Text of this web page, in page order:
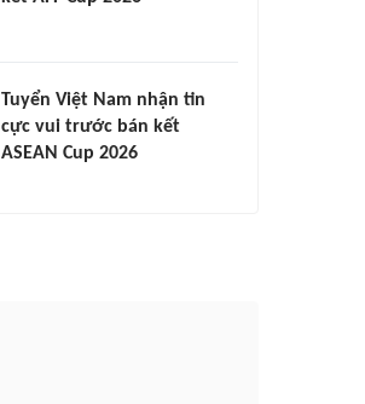
Tuyển Việt Nam nhận tin
cực vui trước bán kết
ASEAN Cup 2026